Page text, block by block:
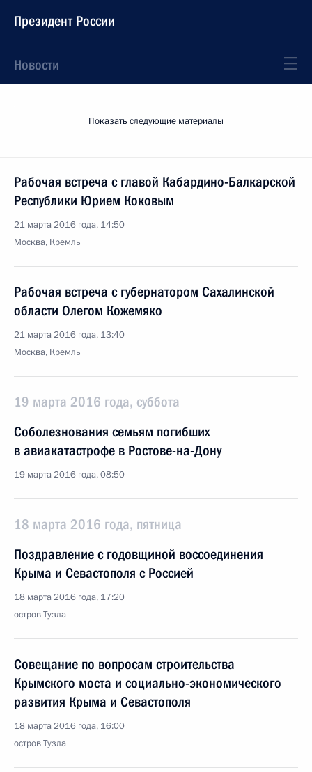
Президент России
Новости
Показать следующие материалы
Рабочая встреча с главой Кабардино-Балкарской
Республики Юрием Коковым
21 марта 2016 года, 14:50
Москва, Кремль
Рабочая встреча с губернатором Сахалинской
области Олегом Кожемяко
21 марта 2016 года, 13:40
Москва, Кремль
19 марта 2016 года, суббота
Соболезнования семьям погибших
в авиакатастрофе в Ростове-на-Дону
19 марта 2016 года, 08:50
18 марта 2016 года, пятница
Поздравление с годовщиной воссоединения
Крыма и Севастополя с Россией
18 марта 2016 года, 17:20
остров Тузла
Совещание по вопросам строительства
Крымского моста и социально-экономического
развития Крыма и Севастополя
18 марта 2016 года, 16:00
остров Тузла